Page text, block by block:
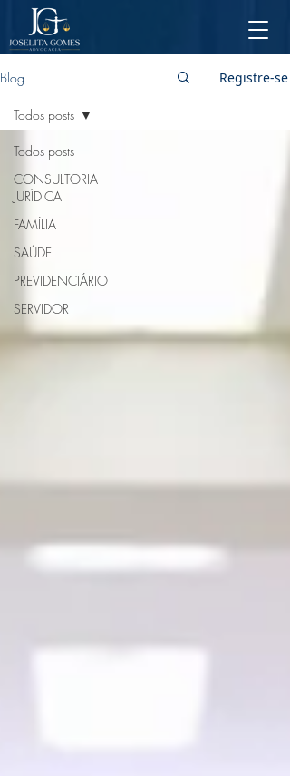
Blog Registre-se
Todos posts
CONSULTORIA
JURÍDICA
FAMÍLIA
SAÚDE
PREVIDENCIÁRIO
SERVIDOR
Todos posts